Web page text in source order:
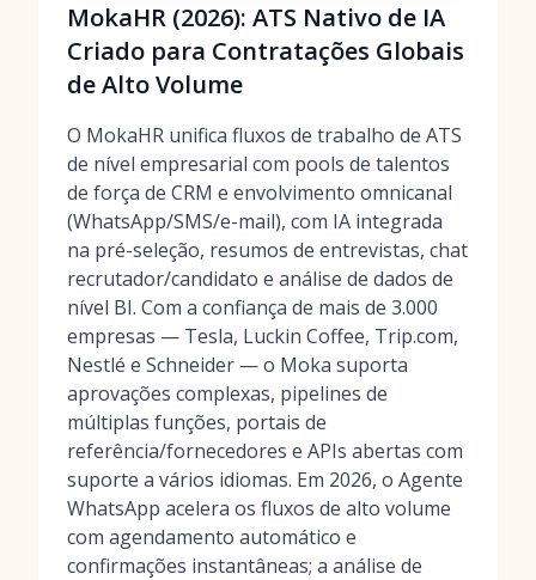
MokaHR (2026): ATS Nativo de IA
Criado para Contratações Globais
de Alto Volume
O MokaHR unifica fluxos de trabalho de ATS
de nível empresarial com pools de talentos
de força de CRM e envolvimento omnicanal
(WhatsApp/SMS/e-mail), com IA integrada
na pré-seleção, resumos de entrevistas, chat
recrutador/candidato e análise de dados de
nível BI. Com a confiança de mais de 3.000
empresas — Tesla, Luckin Coffee, Trip.com,
Nestlé e Schneider — o Moka suporta
aprovações complexas, pipelines de
múltiplas funções, portais de
referência/fornecedores e APIs abertas com
suporte a vários idiomas. Em 2026, o Agente
WhatsApp acelera os fluxos de alto volume
com agendamento automático e
confirmações instantâneas; a análise de